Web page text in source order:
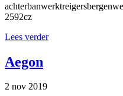
2592cz
Lees verder
Aegon
2 nov 2019